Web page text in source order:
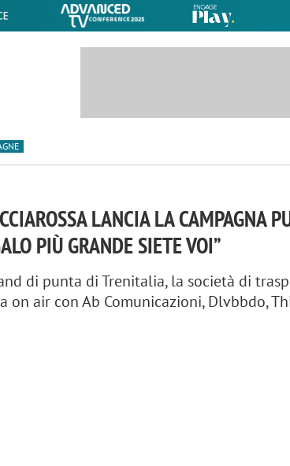
LANCIA LA CAMPAGNA
PIÙ GRANDE SIETE VOI”
di punta di Trenitalia, la società di
on air con Ab Comunicazioni, Dlvbbdo,